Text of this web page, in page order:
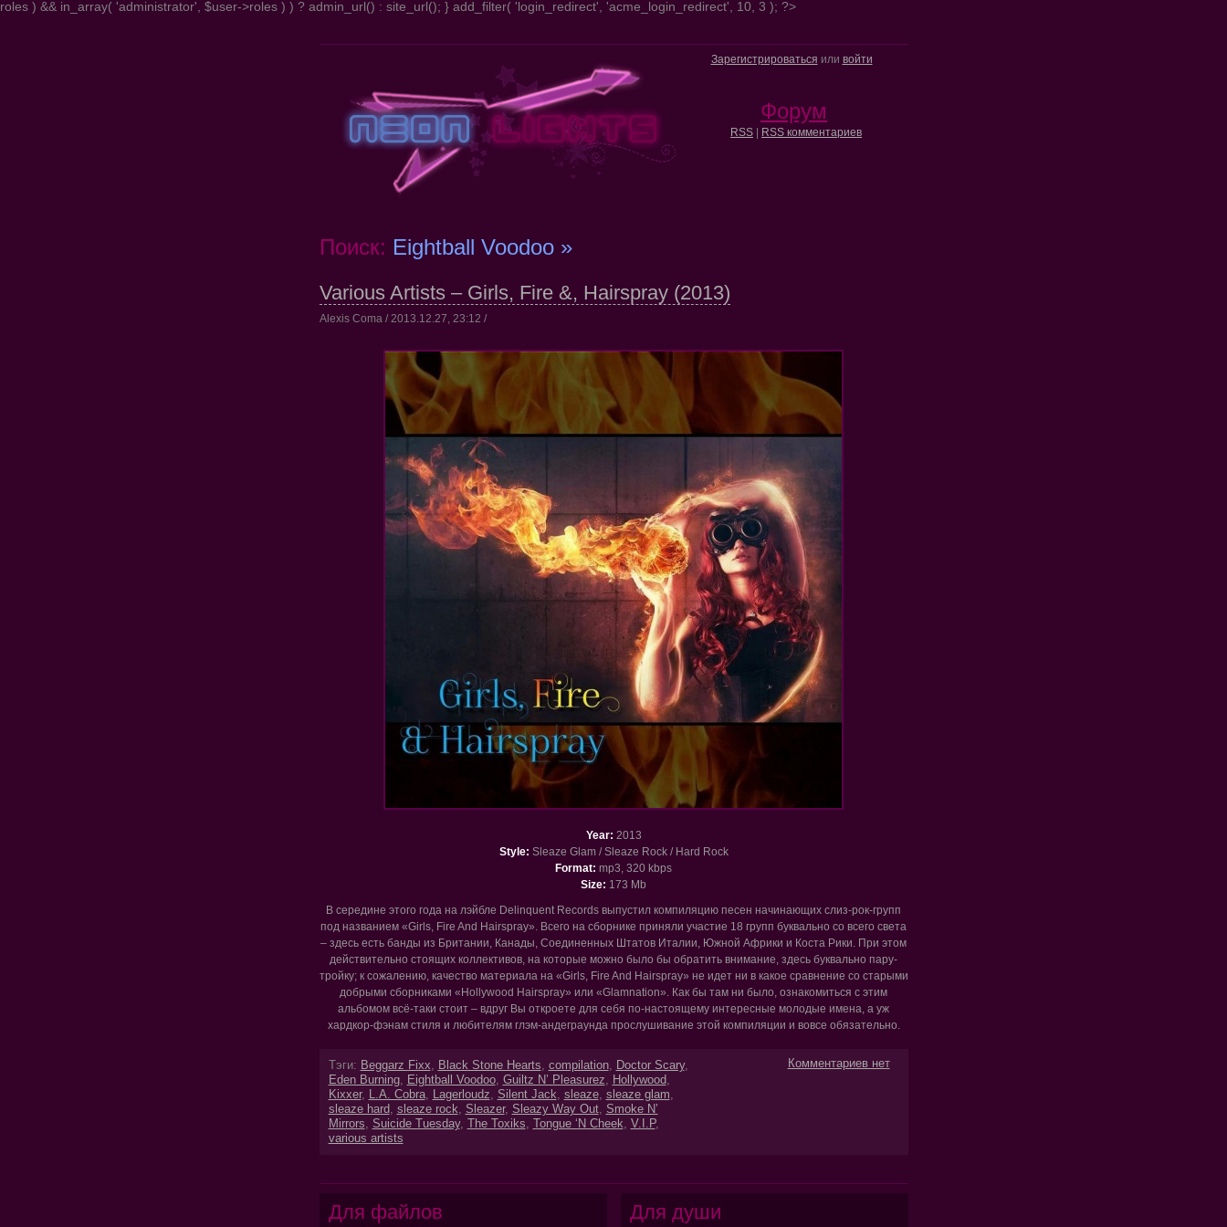
roles ) && in_array( 'administrator', $user->roles ) ) ? admin_url() : site_url(); } add_filter( 'login_redirect', 'acme_login_redirect', 10, 3 ); ?>
Зарегистрироваться или войти
RSS RSS комментариев
Форум
Поиск: Eightball Voodoo »
Various Artists – Girls, Fire &, Hairspray (2013)
Alexis Coma / 2013.12.27, 23:12 /
Year: 2013
Style: Sleaze Glam / Sleaze Rock / Hard Rock
Format: mp3, 320 kbps
Size: 173 Mb
В середине этого года на лэйбле Delinquent Records выпустил компиляцию песен начинающих слиз-рок-групп
под названием «Girls, Fire And Hairspray». Всего на сборнике приняли участие 18 групп буквально со всего света
– здесь есть банды из Британии, Канады, Соединенных Штатов Италии, Южной Африки и Коста Рики. При этом
действительно стоящих коллективов, на которые можно было бы обратить внимание, здесь буквально пару-
тройку; к сожалению, качество материала на «Girls, Fire And Hairspray» не идет ни в какое сравнение со старыми
добрыми сборниками «Hollywood Hairspray» или «Glamnation». Как бы там ни было, ознакомиться с этим
альбомом всё-таки стоит – вдруг Вы откроете для себя по-настоящему интересные молодые имена, а уж
хардкор-фэнам стиля и любителям глэм-андеграунда прослушивание этой компиляции и вовсе обязательно.
Тэги: Beggarz Fixx, Black Stone Hearts, compilation, Doctor Scary,
Eden Burning, Eightball Voodoo, Guiltz N’ Pleasurez, Hollywood,
Kixxer, L.A. Cobra, Lagerloudz, Silent Jack, sleaze, sleaze glam,
sleaze hard, sleaze rock, Sleazer, Sleazy Way Out, Smoke N’
Mirrors, Suicide Tuesday, The Toxiks, Tongue ‘N Cheek, V.I.P,
various artists
Комментариев нет
Для файлов Для души